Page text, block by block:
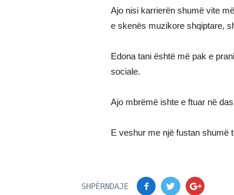
Ajo nisi karrierën shumë vite
e skenës muzikore shqiptare,
Edona tani është më pak e
sociale.
Ajo mbrëmë ishte e ftuar në
E veshur me një fustan shumë
SHPËRNDAJE